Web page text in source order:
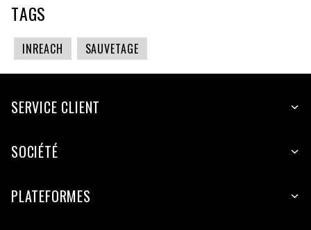
TAGS
INREACH SAUVETAGE
SERVICE CLIENT
SOCIÉTÉ
PLATEFORMES